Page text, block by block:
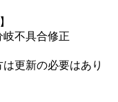
不具合修正
新の必要はあり